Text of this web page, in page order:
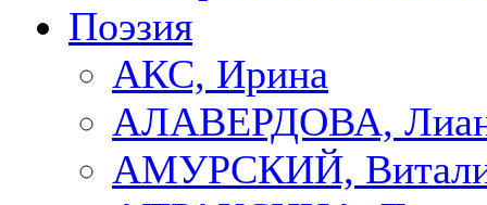
Поэзия
АКС, Ирина
АЛАВЕРДОВА,
АМУРСКИЙ,